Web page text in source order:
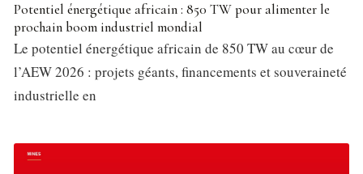
Potentiel énergétique africain : 850 TW pour alimenter le
prochain boom industriel mondial
Le potentiel énergétique africain de 850 TW au cœur de
l’AEW 2026 : projets géants, financements et souveraineté
industrielle en